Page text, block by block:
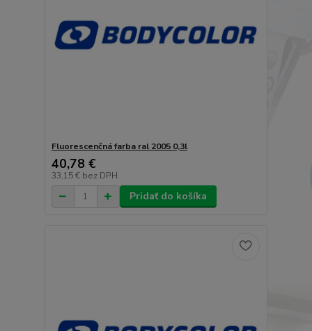
Fluorescenčná farba ral 2005 0,3l
40,78 €
33,15 € bez DPH
Pridať do košíka